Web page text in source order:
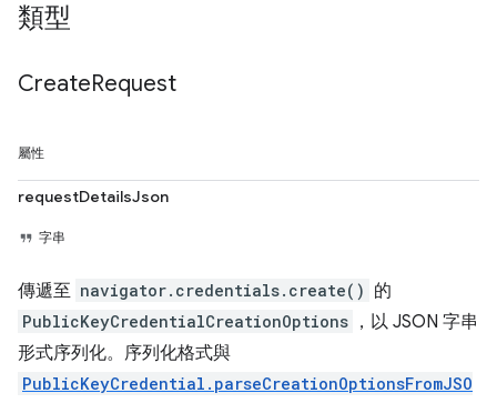
類型
CreateRequest
屬性
requestDetailsJson
字串
傳遞至 navigator.credentials.create() 的
PublicKeyCredentialCreationOptions ，以 JSON 字串
形式序列化。序列化格式與
PublicKeyCredential.parseCreationOptionsFromJSO